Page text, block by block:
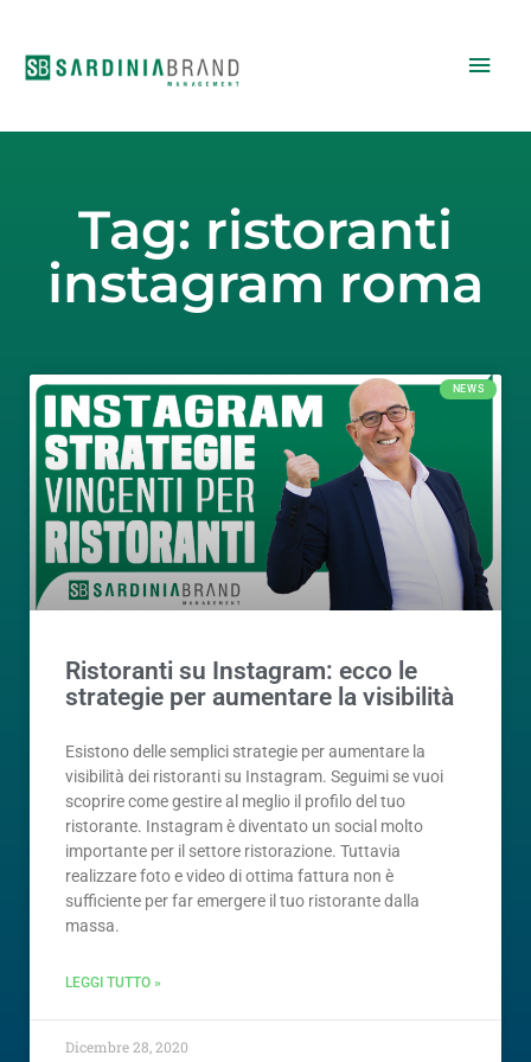
contenuto
Tag: ristoranti
instagram roma
NEWS
Ristoranti su Instagram: ecco le
strategie per aumentare la visibilità
Esistono delle semplici strategie per aumentare la
visibilità dei ristoranti su Instagram. Seguimi se vuoi
scoprire come gestire al meglio il profilo del tuo
ristorante. Instagram è diventato un social molto
importante per il settore ristorazione. Tuttavia
realizzare foto e video di ottima fattura non è
sufficiente per far emergere il tuo ristorante dalla
massa.
LEGGI TUTTO »
Dicembre 28, 2020